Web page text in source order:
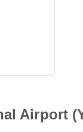
Airport